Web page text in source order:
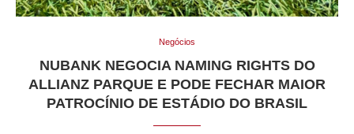
Negócios
NUBANK NEGOCIA NAMING RIGHTS DO
ALLIANZ PARQUE E PODE FECHAR MAIOR
PATROCÍNIO DE ESTÁDIO DO BRASIL